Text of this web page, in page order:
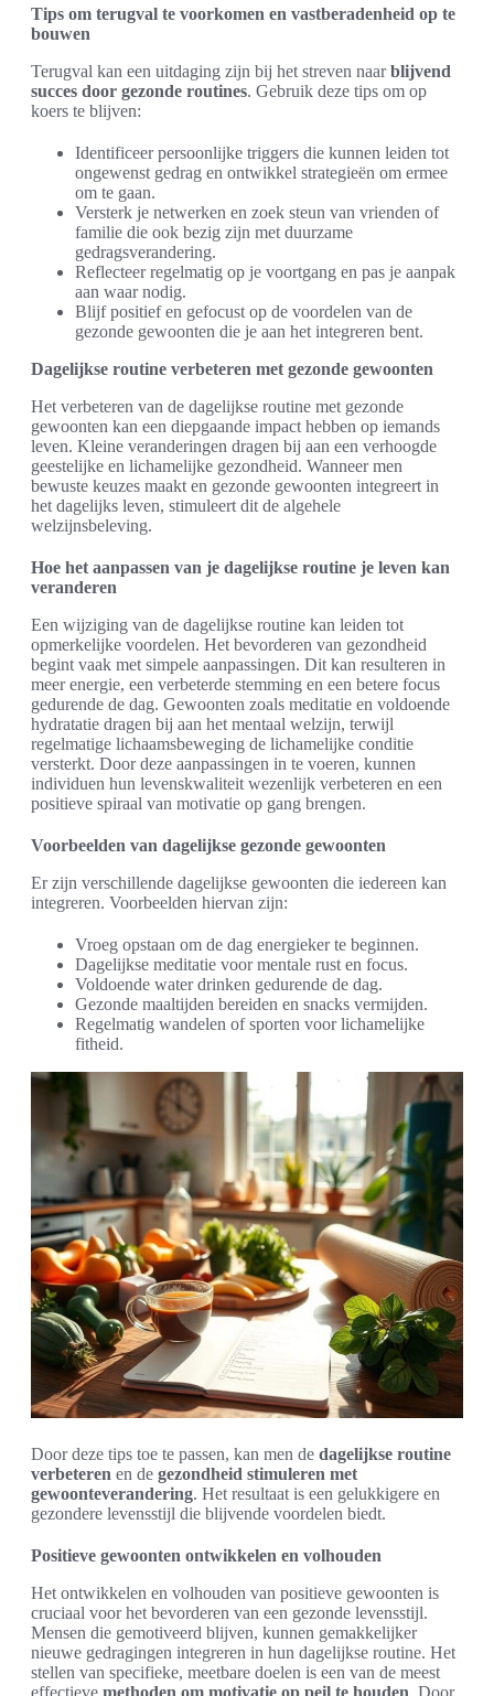
Tips om terugval te voorkomen en vastberadenheid op te
bouwen
Terugval kan een uitdaging zijn bij het streven naarblijvend
succes door gezonde routines. Gebruik deze tips om op
koers te blijven:
Identificeer persoonlijke triggers die kunnen leiden tot
ongewenst gedrag en ontwikkel strategieën om ermee
om te gaan.
Versterk je netwerken en zoek steun van vrienden of
familie die ook bezig zijn met duurzame
gedragsverandering.
Reflecteer regelmatig op je voortgang en pas je aanpak
aan waar nodig.
Blijf positief en gefocust op de voordelen van de
gezonde gewoonten die je aan het integreren bent.
Dagelijkse routine verbeteren met gezonde gewoonten
Het verbeteren van de dagelijkse routine met gezonde
gewoonten kan een diepgaande impact hebben op iemands
leven. Kleine veranderingen dragen bij aan een verhoogde
geestelijke en lichamelijke gezondheid. Wanneer men
bewuste keuzes maakt en gezonde gewoonten integreert in
het dagelijks leven, stimuleert dit de algehele
welzijnsbeleving.
Hoe het aanpassen van je dagelijkse routine je leven kan
veranderen
Een wijziging van de dagelijkse routine kan leiden tot
opmerkelijke voordelen. Het bevorderen van gezondheid
begint vaak met simpele aanpassingen. Dit kan resulteren in
meer energie, een verbeterde stemming en een betere focus
gedurende de dag. Gewoonten zoals meditatie en voldoende
hydratatie dragen bij aan het mentaal welzijn, terwijl
regelmatige lichaamsbeweging de lichamelijke conditie
versterkt. Door deze aanpassingen in te voeren, kunnen
individuen hun levenskwaliteit wezenlijk verbeteren en een
positieve spiraal van motivatie op gang brengen.
Voorbeelden van dagelijkse gezonde gewoonten
Er zijn verschillende dagelijkse gewoonten die iedereen kan
integreren. Voorbeelden hiervan zijn:
Vroeg opstaan om de dag energieker te beginnen.
Dagelijkse meditatie voor mentale rust en focus.
Voldoende water drinken gedurende de dag.
Gezonde maaltijden bereiden en snacks vermijden.
Regelmatig wandelen of sporten voor lichamelijke
fitheid.
Door deze tips toe te passen, kan men de dagelijkse routine
verbeteren en de gezondheid stimuleren met
gewoonteverandering. Het resultaat is een gelukkigere en
gezondere levensstijl die blijvende voordelen biedt.
Positieve gewoonten ontwikkelen en volhouden
Het ontwikkelen en volhouden van positieve gewoonten is
cruciaal voor het bevorderen van een gezonde levensstijl.
Mensen die gemotiveerd blijven, kunnen gemakkelijker
nieuwe gedragingen integreren in hun dagelijkse routine. Het
stellen van specifieke, meetbare doelen is een van de meest
effectieve methoden om motivatie op peil te houden. Door